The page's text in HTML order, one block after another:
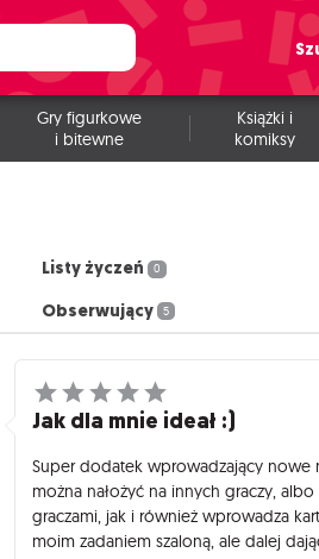
Gry figurkowe
i bitewne
Książki i
komiksy
Listy życzeń 0
Obserwujący 5
Jak dla mnie ideał :)
Super dodatek wprowadzający
można nałożyć na innych graczy,
graczami, jak i również wprowadza
moim zadaniem szaloną, ale dalej